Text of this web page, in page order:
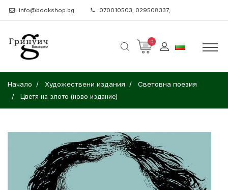
info@bookshop.bg 070010503; 029508337;
0
Начало Художествени издания Световна поезия
Цветя на злото (ново издание)